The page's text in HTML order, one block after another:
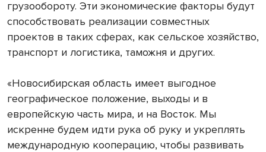
грузообороту. Эти экономические факторы будут
способствовать реализации совместных
проектов в таких сферах, как сельское хозяйство,
транспорт и логистика, таможня и других.
«Новосибирская область имеет выгодное
географическое положение, выходы и в
европейскую часть мира, и на Восток. Мы
искренне будем идти рука об руку и укреплять
международную кооперацию, чтобы развивать